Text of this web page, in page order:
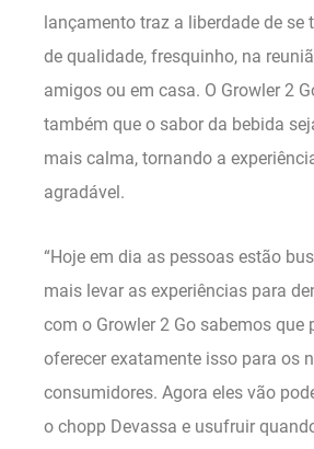
lançamento traz a liberdade de se
de qualidade, fresquinho, na
amigos ou em casa. O Growler 2
também que o sabor da bebida
mais calma, tornando a
agradável.
“Hoje em dia as pessoas estão
mais levar as experiências para
com o Growler 2 Go sabemos que
oferecer exatamente isso para os
consumidores. Agora eles vão
o chopp Devassa e usufruir